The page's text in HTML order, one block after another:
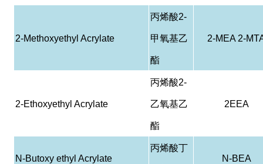
2-Methoxyethyl Acrylate
丙烯酸2-
甲氧基乙
酯
2-MEA 2-
2-Ethoxyethyl Acrylate
丙烯酸2-
乙氧基乙
酯
2EEA
N-Butoxy ethyl Acrylate
丙烯酸丁
N-BEA